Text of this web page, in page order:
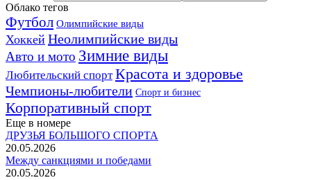
Облако тегов
Футбол Олимпийские виды
Хоккей Неолимпийские виды
Авто и мото Зимние виды
Любительский спорт Красота и здоровье
Чемпионы-любители Спорт и бизнес
Корпоративный спорт
Еще в номере
ДРУЗЬЯ БОЛЬШОГО СПОРТА
20.05.2026
Между санкциями и победами
20.05.2026